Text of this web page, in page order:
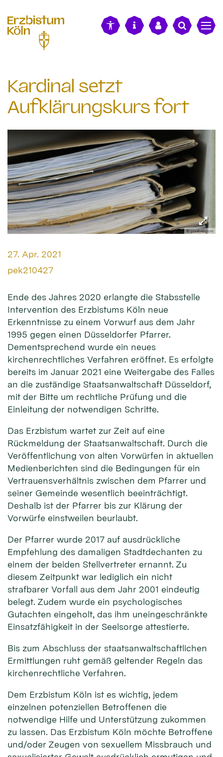
Kardinal setzt
Aufklärungskurs fort
© pixabay.com
Datum:
27. Apr. 2021
Von:
pek210427
Ende des Jahres 2020 erlangte die Stabsstelle
Intervention des Erzbistums Köln neue
Erkenntnisse zu einem Vorwurf aus dem Jahr
1995 gegen einen Düsseldorfer Pfarrer.
Dementsprechend wurde ein neues
kirchenrechtliches Verfahren eröffnet. Es erfolgte
bereits im Januar 2021 eine Weitergabe des Falles
an die zuständige Staatsanwaltschaft Düsseldorf,
mit der Bitte um rechtliche Prüfung und die
Einleitung der notwendigen Schritte.
Das Erzbistum wartet zur Zeit auf eine
Rückmeldung der Staatsanwaltschaft. Durch die
Veröffentlichung von alten Vorwürfen in aktuellen
Medienberichten sind die Bedingungen für ein
Vertrauensverhältnis zwischen dem Pfarrer und
seiner Gemeinde wesentlich beeinträchtigt.
Deshalb ist der Pfarrer bis zur Klärung der
Vorwürfe einstweilen beurlaubt.
Der Pfarrer wurde 2017 auf ausdrückliche
Empfehlung des damaligen Stadtdechanten zu
einem der beiden Stellvertreter ernannt. Zu
diesem Zeitpunkt war lediglich ein nicht
strafbarer Vorfall aus dem Jahr 2001 eindeutig
belegt. Zudem wurde ein psychologisches
Gutachten eingeholt, das ihm uneingeschränkte
Einsatzfähigkeit in der Seelsorge attestierte.
Bis zum Abschluss der staatsanwaltschaftlichen
Ermittlungen ruht gemäß geltender Regeln das
kirchenrechtliche Verfahren.
Dem Erzbistum Köln ist es wichtig, jedem
einzelnen potenziellen Betroffenen die
notwendige Hilfe und Unterstützung zukommen
zu lassen. Das Erzbistum Köln möchte Betroffene
und/oder Zeugen von sexuellem Missbrauch und